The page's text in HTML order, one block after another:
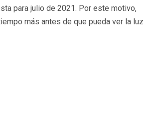
para julio de 2021. Por este motivo,
más antes de que pueda ver la luz